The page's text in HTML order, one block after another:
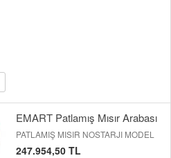
EMART Patlamış Mısır Arabası
PATLAMIŞ MISIR NOSTARJI MODEL
247.954,50 TL